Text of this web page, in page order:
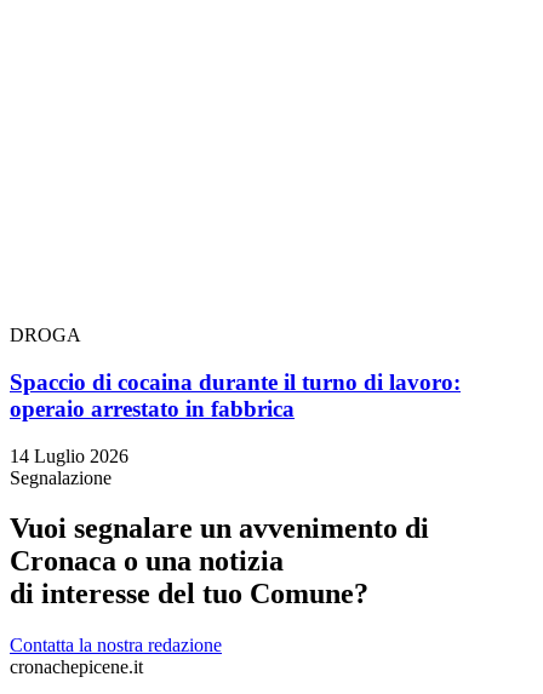
DROGA
Spaccio di cocaina durante il turno di lavoro:
operaio arrestato in fabbrica
14 Luglio 2026
Segnalazione
Vuoi segnalare un avvenimento di
Cronaca o una notizia
di interesse del tuo Comune?
Contatta la nostra redazione
cronachepicene.it